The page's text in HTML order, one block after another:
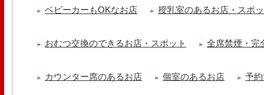
ベビーカーもOKなお店 授乳室のあるお店・スポ
おむつ交換のできるお店・スポット 全席禁煙・完
カウンター席のあるお店 個室のあるお店 予